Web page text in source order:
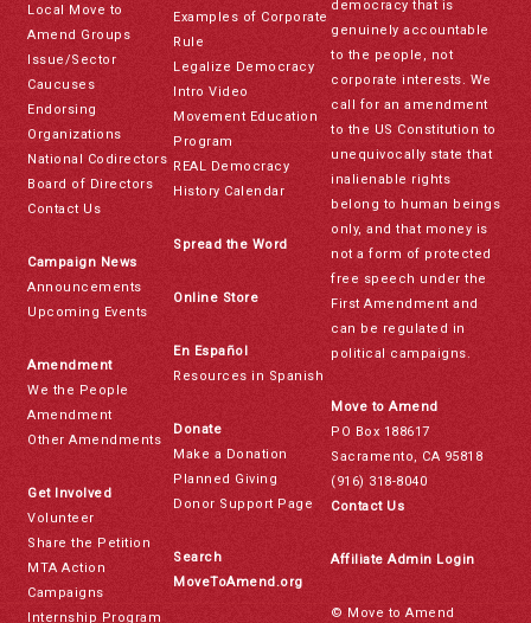
Local Move to
Amend Groups
Issue/Sector
Caucuses
Endorsing
Organizations
National Codirectors
Board of Directors
Contact Us
Campaign News
Announcements
Upcoming Events
Amendment
We the People
Amendment
Other Amendments
Get Involved
Volunteer
Share the Petition
MTA Action
Campaigns
Internship Program
Examples of Corporate
Rule
Legalize Democracy
Intro Video
Movement Education
Program
REAL Democracy
History Calendar
Spread the Word
Online Store
En Español
Resources in Spanish
Donate
Make a Donation
Planned Giving
Donor Support Page
Search
MoveToAmend.org
democracy that is
genuinely accountable
to the people, not
corporate interests. We
call for an amendment
to the US Constitution to
unequivocally state that
inalienable rights
belong to human beings
only, and that money is
not a form of protected
free speech under the
First Amendment and
can be regulated in
political campaigns.
Move to Amend
PO Box 188617
Sacramento, CA 95818
(916) 318-8040
Contact Us
Affiliate Admin Login
© Move to Amend